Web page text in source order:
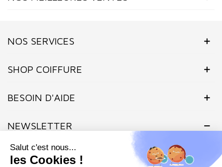
NOS SERVICES
SHOP COIFFURE
BESOIN D'AIDE
NEWSLETTER
Inscrivez-vous dès maintenant à notre Newsletter et recevez en
exclusivité nos offres flashs, promotions et actualités.